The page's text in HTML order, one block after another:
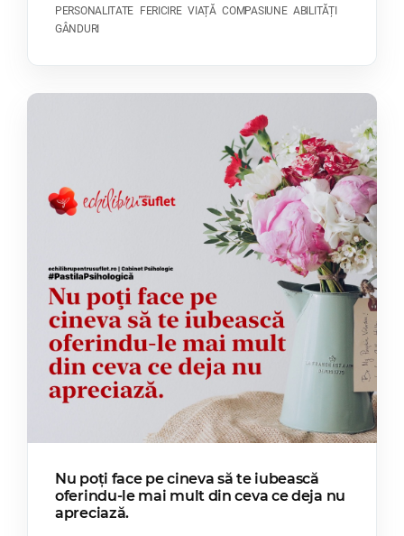
PERSONALITATE FERICIRE VIAȚĂ COMPASIUNE ABILITĂȚI
GÂNDURI
Nu poți face pe cineva să te iubească
oferindu-le mai mult din ceva ce deja nu
apreciază.